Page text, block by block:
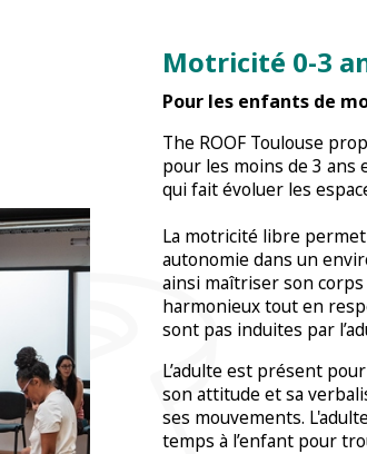
Motricité 0-3
Pour les enfants de
The ROOF Toulouse
pour les moins de 3 ans
qui fait évoluer les
La motricité libre permet
autonomie dans un
ainsi maîtriser son
harmonieux tout en
sont pas induites par
L’adulte est présent
son attitude et sa
ses mouvements.
temps à l’enfant pour